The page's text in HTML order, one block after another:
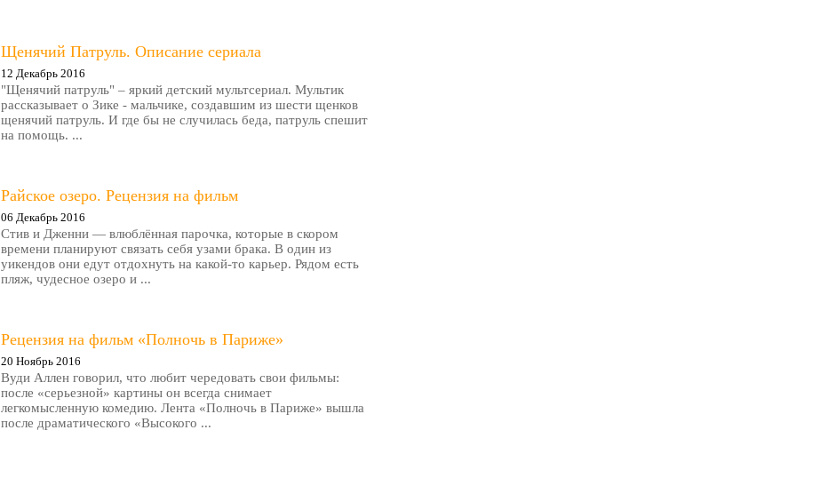
Щенячий Патруль. Описание сериала
12 Декабрь 2016
"Щенячий патруль" – яркий детский мультсериал. Мультик
рассказывает о Зике - мальчике, создавшим из шести щенков
щенячий патруль. И где бы не случилась беда, патруль спешит
на помощь. ...
Райское озеро. Рецензия на фильм
06 Декабрь 2016
Стив и Дженни — влюблённая парочка, которые в скором
времени планируют связать себя узами брака. В один из
уикендов они едут отдохнуть на какой-то карьер. Рядом есть
пляж, чудесное озеро и ...
Рецензия на фильм «Полночь в Париже»
20 Ноябрь 2016
Вуди Аллен говорил, что любит чередовать свои фильмы:
после «серьезной» картины он всегда снимает
легкомысленную комедию. Лента «Полночь в Париже» вышла
после драматического «Высокого ...